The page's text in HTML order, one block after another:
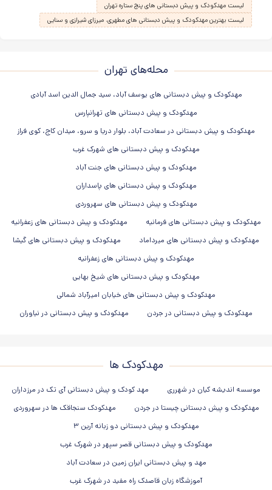
لیست مهدکودک و پیش دبستانی های پنج ستاره تهران
لیست بهترین مهدکودک و پیش دبستانی های مطهری، میرزای شیرازی و سنایی
محله‌های تهران
مهدکودک و پیش دبستانی های یوسف آباد، سید جمال الدین اسد آبادی
مهدکودک و پیش دبستانی های تهرانپارس
مهدکودک و پیش دبستانی در سعادت آباد، بلوار دریا و سرو، میدان کاج، کوی فراز
مهدکودک و پیش دبستانی های شهرک غرب
مهدکودک و پیش دبستانی های جنت آباد
مهدکودک و پیش دبستانی های پاسداران
مهدکودک و پیش دبستانی های سهروردی
مهدکودک و پیش دبستانی های فرمانیه
مهدکودک و پیش دبستانی های زعفرانیه
مهدکودک و پیش دبستانی های میرداماد
مهدکودک و پیش دبستانی های گیشا
مهدکودک و پیش دبستانی های زعفرانیه
مهدکودک و پیش دبستانی های شیخ بهایی
مهدکودک و پیش دبستانی های خیابان امیرآباد شمالی
مهدکودک و پیش دبستانی در جردن
مهدکودک و پیش دبستانی در نیاوران
مهدکودک ها
موسسه اندیشه کیان در شهرری
مهد کودک و پیش دبستانی آی تک در مرزداران
مهدکودک و پیش دبستانی چیستا در جردن
مهدکودک سنجاقک ها در سهروردی
مهدکودک و پیش دبستانی دو زبانه آرین ۳
مهدکودک و پیش دبستانی قصر سپهر در شهرک غرب
مهد و پیش دبستانی ایران زمین در سعادت آباد
آموزشگاه زبان قاصدک راه مفید در شهرک غرب